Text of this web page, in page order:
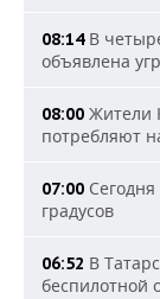
08:14В
объявлена
08:00 Жители
потребляют
07:00
градусов
06:52 В
беспилотной